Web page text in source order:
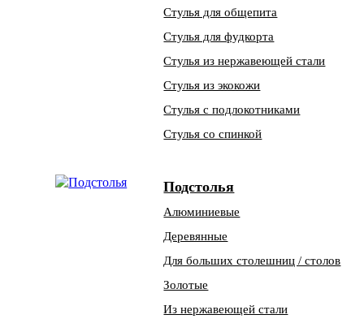
Стулья для общепита
Стулья для фудкорта
Стулья из нержавеющей стали
Стулья из экокожи
Стулья с подлокотниками
Стулья со спинкой
Подстолья
Алюминиевые
Деревянные
Для больших столешниц / столов
Золотые
Из нержавеющей стали